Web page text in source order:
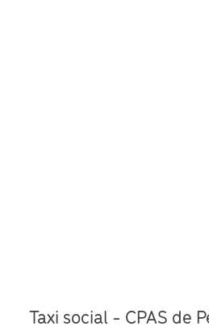
Taxi social - CPAS de